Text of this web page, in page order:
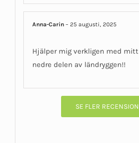
Anna-Carin– 25 augusti, 2025
Hjälper mig verkligen med
nedre delen av ländryggen!!
SE FLER